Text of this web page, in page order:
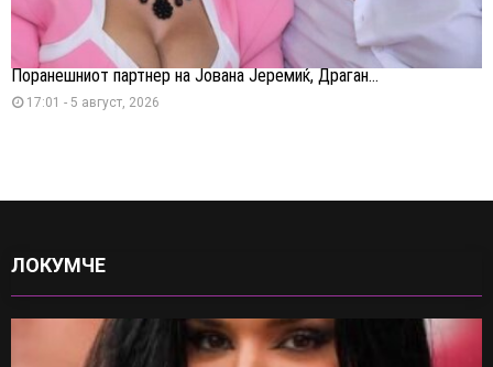
Поранешниот партнер на Јована Јеремиќ, Драган...
17:01 - 5 август, 2026
ЛОКУМЧЕ